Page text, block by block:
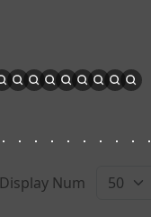
Display Num